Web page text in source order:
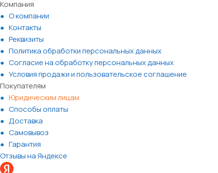
Компания
О компании
Контакты
Реквизиты
Политика обработки персональных данных
Согласие на обработку персональных данных
Условия продажи и пользовательское соглашение
Покупателям
Юридическим лицам
Способы оплаты
Доставка
Самовывоз
Гарантия
Отзывы на Яндексе